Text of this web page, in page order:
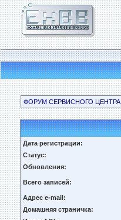
ФОРУМ СЕРВИСНОГО ЦЕНТРА
Дата регистрации:
Статус:
Обновления:
Всего записей:
Адрес e-mail:
Домашняя страничка: